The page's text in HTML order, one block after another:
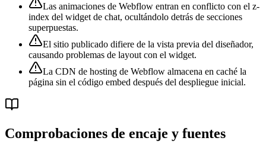
Las animaciones de Webflow entran en conflicto con el z-
index del widget de chat, ocultándolo detrás de secciones
superpuestas.
El sitio publicado difiere de la vista previa del diseñador,
causando problemas de layout con el widget.
La CDN de hosting de Webflow almacena en caché la
página sin el código embed después del despliegue inicial.
Comprobaciones de encaje y fuentes